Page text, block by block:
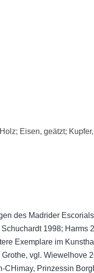
Eisen, geätzt;
des Madrider
1998; Harms
Exemplare im
vgl. Wiewelhove
CHimay, Prinzessin